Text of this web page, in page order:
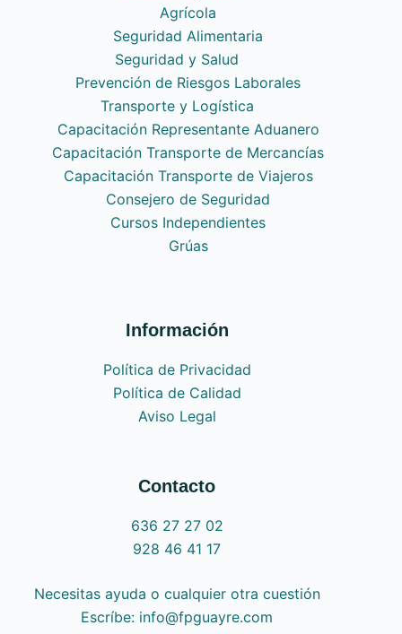
Agrícola
Seguridad Alimentaria
Seguridad y Salud
Prevención de Riesgos Laborales
Transporte y Logística
Capacitación Representante Aduanero
Capacitación Transporte de Mercancías
Capacitación Transporte de Viajeros
Consejero de Seguridad
Cursos Independientes
Grúas
Información
Política de Privacidad
Política de Calidad
Aviso Legal
Contacto
636 27 27 02
928 46 41 17
Necesitas ayuda o cualquier otra cuestión
Escríbe: info@fpguayre.com